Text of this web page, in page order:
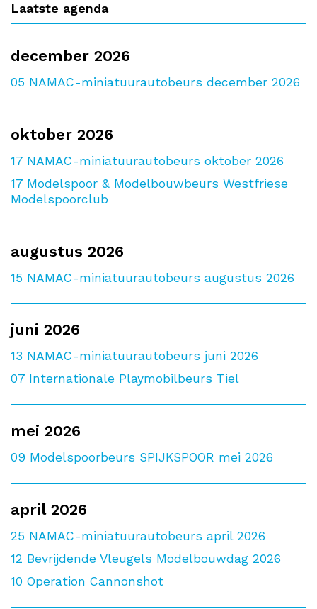
Laatste agenda
december 2026
05 NAMAC-miniatuurautobeurs december 2026
oktober 2026
17 NAMAC-miniatuurautobeurs oktober 2026
17 Modelspoor & Modelbouwbeurs Westfriese
Modelspoorclub
augustus 2026
15 NAMAC-miniatuurautobeurs augustus 2026
juni 2026
13 NAMAC-miniatuurautobeurs juni 2026
07 Internationale Playmobilbeurs Tiel
mei 2026
09 Modelspoorbeurs SPIJKSPOOR mei 2026
april 2026
25 NAMAC-miniatuurautobeurs april 2026
12 Bevrijdende Vleugels Modelbouwdag 2026
10 Operation Cannonshot